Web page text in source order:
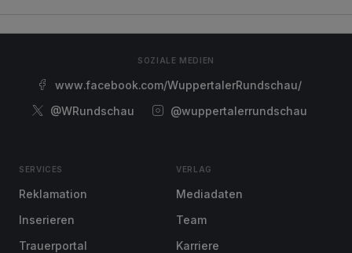
SOZIALE MEDIEN
www.facebook.com/WuppertalerRundschau/
@WRundschau
@wuppertalerrundschau
SERVICES
Reklamation
Inserieren
Trauerportal
VERLAG
Mediadaten
Team
Karriere